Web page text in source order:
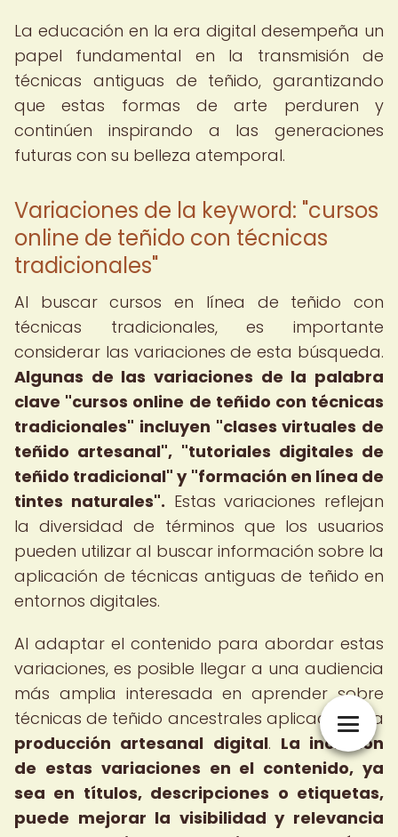
La educación en la era digital desempeña un
papel fundamental en la transmisión de
técnicas antiguas de teñido, garantizando
que estas formas de arte perduren y
continúen inspirando a las generaciones
futuras con su belleza atemporal.
Variaciones de la keyword: "cursos
online de teñido con técnicas
tradicionales"
Al buscar cursos en línea de teñido con
técnicas tradicionales, es importante
considerar las variaciones de esta búsqueda.
Algunas de las variaciones de la palabra
clave "cursos online de teñido con técnicas
tradicionales" incluyen "clases virtuales de
teñido artesanal", "tutoriales digitales de
teñido tradicional" y "formación en línea de
tintes naturales". Estas variaciones reflejan
la diversidad de términos que los usuarios
pueden utilizar al buscar información sobre la
aplicación de técnicas antiguas de teñido en
entornos digitales.
Al adaptar el contenido para abordar estas
variaciones, es posible llegar a una audiencia
más amplia interesada en aprender sobre
técnicas de teñido ancestrales aplicadas a la
producción artesanal digital. La inclusión
de estas variaciones en el contenido, ya
sea en títulos, descripciones o etiquetas,
puede mejorar la visibilidad y relevancia